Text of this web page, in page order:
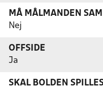
MÅ MÅLMANDEN
Nej
OFFSIDE
Ja
SKAL BOLDEN